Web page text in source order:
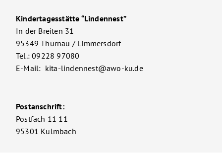
Kindertagesstätte “Lindennest”
In der Breiten 31
95349 Thurnau / Limmersdorf
Tel.: 09228 97080
E-Mail: kita-lindennest@awo-ku.de
Postanschrift:
Postfach 11 11
95301 Kulmbach